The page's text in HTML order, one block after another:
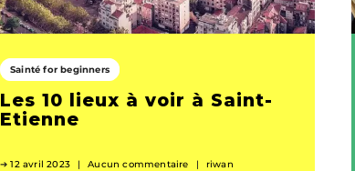
Sainté for beginners
Les 10 lieux à voir à Saint-
Etienne
12 avril 2023 Aucun commentaire riwan